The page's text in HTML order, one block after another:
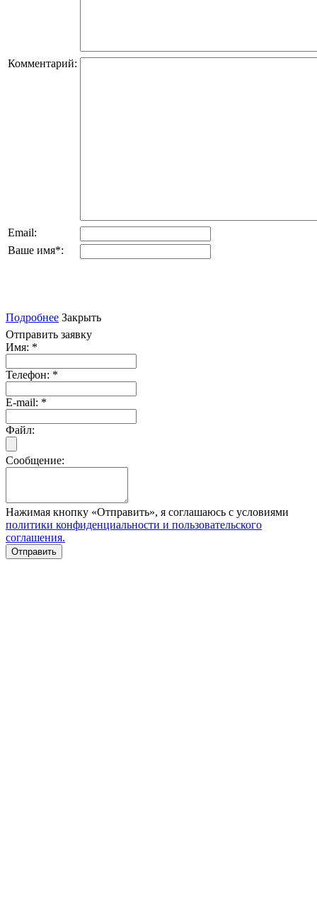
Комментарий:
Email:
Ваше имя*:
Подробнее Закрыть
Отправить заявку
Имя: *
Телефон: *
E-mail: *
Файл:
Сообщение:
Нажимая кнопку «Отправить», я соглашаюсь с условиями
политики конфиденциальности и пользовательского
соглашения.
Отправить